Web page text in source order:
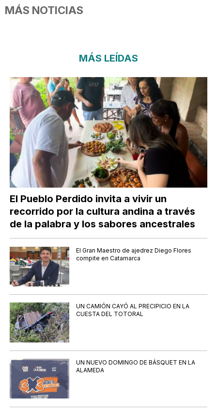
MÁS NOTICIAS
MÁS LEÍDAS
El Pueblo Perdido invita a vivir un
recorrido por la cultura andina a través
de la palabra y los sabores ancestrales
El Gran Maestro de ajedrez Diego Flores
compite en Catamarca
UN CAMIÓN CAYÓ AL PRECIPICIO EN LA
CUESTA DEL TOTORAL
UN NUEVO DOMINGO DE BÁSQUET EN LA
ALAMEDA